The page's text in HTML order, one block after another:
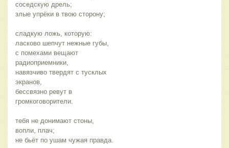
соседскую дрель;
злые упрёки в твою сторону;
сладкую ложь, которую:
ласково шепчут нежные губы,
с помехами вещают
радиоприемники,
навязчиво твердят с тусклых
экранов,
бессвязно ревут в
громкоговорители.
тебя не донимают стоны,
вопли, плач;
не бьёт по ушам чужая правда.